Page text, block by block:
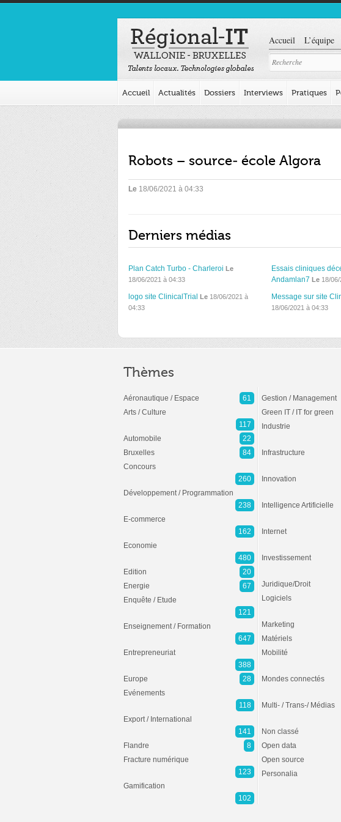
Accueil L’équipe
Accueil Actualités Dossiers Interviews Pratiques
Robots – source- école Algora
Le 18/06/2021 à 04:33
Derniers médias
Plan Catch Turbo - Charleroi Le
18/06/2021 à 04:33
Essais cliniques
Andamlan7 Le18/06/
logo site ClinicalTrial Le 18/06/2021 à
04:33
Message sur site
18/06/2021 à 04:33
Thèmes
Aéronautique / Espace
61
Arts / Culture
117
Automobile
22
Bruxelles
84
Concours
260
Développement / Programmation
238
E-commerce
162
Economie
480
Edition
20
Energie
67
Enquête / Etude
121
Enseignement / Formation
647
Entrepreneuriat
388
Europe
28
Evénements
118
Export / International
141
Flandre
8
Fracture numérique
123
Gamification
102
Gestion / Management
Green IT / IT for green
Industrie
Infrastructure
Innovation
Intelligence Artificielle
Internet
Investissement
Juridique/Droit
Logiciels
Marketing
Matériels
Mobilité
Mondes connectés
Multi- / Trans-/ Médias
Non classé
Open data
Open source
Personalia